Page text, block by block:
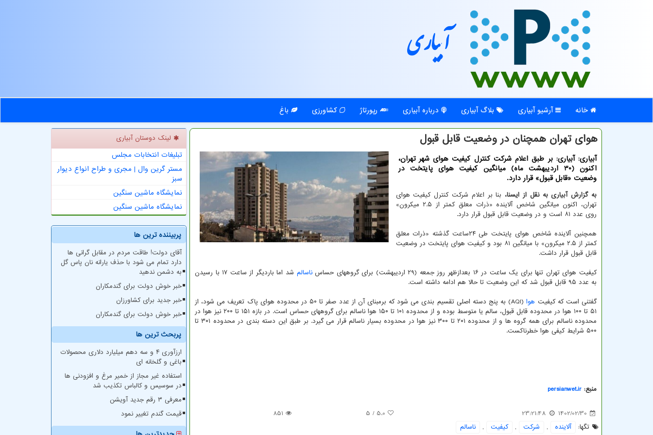
آبیاری
خانه آرشیو آبیاری بلاگ آبیاری درباره آبیاری رپورتاژ کشاورزی باغ
هوای تهران همچنان در وضعیت قابل قبول
آبیاری: آبیاری: بر طبق اعلام شرکت کنترل کیفیت هوای شهر تهران،
اکنون (30 اردیبهشت ماه) میانگین کیفیت هوای پایتخت در
وضعیت «قابل قبول» قرار دارد.
به گزارش آبیاری به نقل از ایسنا، بنا بر اعلام شرکت کنترل کیفیت هوای
تهران، اکنون میانگین شاخص آلاینده «ذرات معلق کمتر از ۲.۵ میکرون»
روی عدد ۸۱ است و در وضعیت قابل قبول قرار دارد.
همچنین آلاینده شاخص هوای پایتخت طی ۲۴ساعت گذشته «ذرات معلق
کمتر از ۲.۵ میکرون» با میانگین ۸۱ بود و کیفیت هوای پایتخت در وضعیت
قابل قبول قرار داشت.
کیفیت هوای تهران تنها برای یک ساعت در ۱۶ بعدازظهر روز جمعه (۲۹ اردیبهشت) برای گروههای حساس ناسالم
شد اما باردیگر از ساعت ۱۷ با رسیدن
به عدد ۹۵ قابل قبول شد که این وضعیت تا حالا هم ادامه داشته است.
گفتنی است که کیفیت هوا
(AQI) به پنج دسته اصلی تقسیم بندی می شود که برمبنای آن از عدد صفر تا ۵۰ در محدوده هوای پاک تعریف می شود، از
۵۱ تا ۱۰۰ هوا در محدوده قابل قبول، سالم یا متوسط بوده و از محدوده ۱۰۱ تا ۱۵۰ هوا ناسالم برای گروههای حساس است. در بازه ۱۵۱ تا ۲۰۰ نیز هوا در
محدوده ناسالم برای همه گروه ها و از محدوده ۲۰۱ تا ۳۰۰ نیز هوا در محدوده بسیار ناسالم قرار می گیرد. بر طبق این دسته بندی در محدوده ۳۰۱ تا
۵۰۰ شرایط کیفی هوا خطرناکست.
منبع: persianwet.ir
1402/02/30
23:21:48
5.0
/ 5
851
تگها:
آلاینده , شركت , كیفیت , ناسالم
لینک دوستان آبیاری
تبلیغات انتخابات مجلس
مستر گرین وال | مجری و طراح انواع دیوار
سبز
نمایشگاه ماشین سنگین
نمایشگاه ماشین سنگین
پربیننده ترین ها
آقای دولت! طاقت مردم در مقابل گرانی ها
دارد تمام می شود با حذف یارانه نان پاس گل
به دشمن ندهید
خبر خوش دولت برای گندمکاران
خبر جدید برای کشاورزان
خبر خوش دولت برای گندمکاران
پربحث ترین ها
ارزآوری ۴ و سه دهم میلیارد دلاری محصولات
باغی و گلخانه ای
استفاده غیر مجاز از خمیر مرغ و افزودنی ها
در سوسیس و کالباس تکذیب شد
معرفی ۳ رقم جدید آویشن
قیمت گندم تغییر نمود